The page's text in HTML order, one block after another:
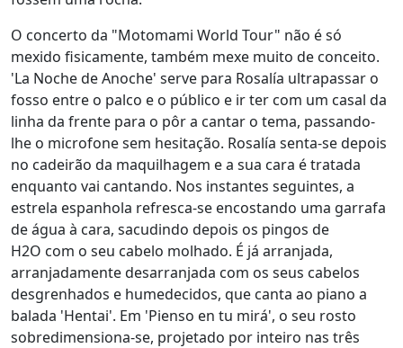
O concerto da "Motomami World Tour" não é só
mexido fisicamente, também mexe muito de conceito.
'La Noche de Anoche' serve para Rosalía ultrapassar o
fosso entre o palco e o público e ir ter com um casal da
linha da frente para o pôr a cantar o tema, passando-
lhe o microfone sem hesitação. Rosalía senta-se depois
no cadeirão da maquilhagem e a sua cara é tratada
enquanto vai cantando. Nos instantes seguintes, a
estrela espanhola refresca-se encostando uma garrafa
de água à cara, sacudindo depois os pingos de
H2O com o seu cabelo molhado. É já arranjada,
arranjadamente desarranjada com os seus cabelos
desgrenhados e humedecidos, que canta ao piano a
balada 'Hentai'. Em 'Pienso en tu mirá', o seu rosto
sobredimensiona-se, projetado por inteiro nas três